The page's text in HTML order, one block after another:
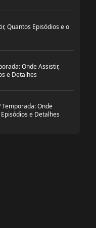
Quantos Episódios e o
Onde Assistir,
e Detalhes
Temporada: Onde
e Detalhes